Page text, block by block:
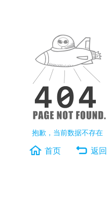
抱歉，当前数据不存在
首页 返回